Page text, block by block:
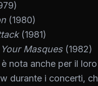
(1980)
(1981)
Masques (1982)
nota anche per il
durante i concerti,